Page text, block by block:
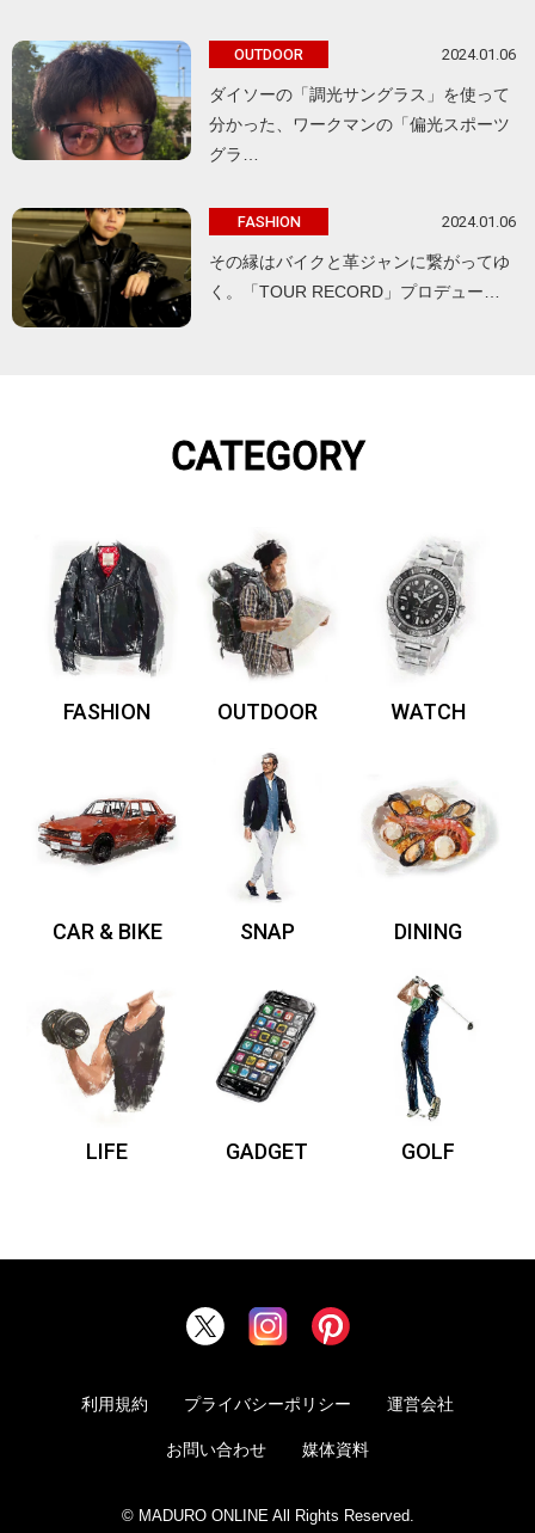
OUTDOOR 2024.01.06
ダイソーの「調光サングラス」を使って
分かった、ワークマンの「偏光スポーツ
グラ…
FASHION 2024.01.06
その縁はバイクと革ジャンに繋がってゆ
く。「TOUR RECORD」プロデュー…
CATEGORY
FASHION OUTDOOR WATCH
CAR & BIKE SNAP DINING
LIFE GADGET GOLF
利用規約 プライバシーポリシー 運営会社
お問い合わせ 媒体資料
© MADURO ONLINE All Rights Reserved.